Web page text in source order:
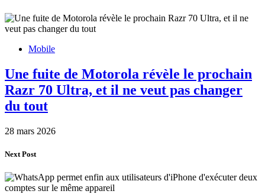
Mobile
Une fuite de Motorola révèle le prochain
Razr 70 Ultra, et il ne veut pas changer
du tout
28 mars 2026
Next Post